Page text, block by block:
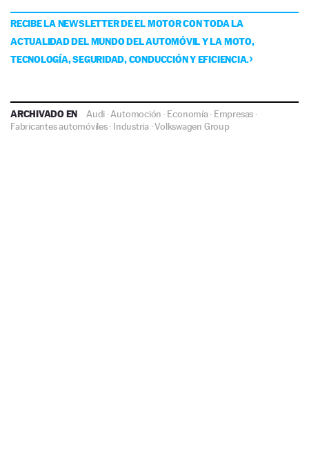
RECIBE LA NEWSLETTER DE EL MOTOR CON TODA LA
ACTUALIDAD DEL MUNDO DEL AUTOMÓVIL Y LA MOTO,
TECNOLOGÍA, SEGURIDAD, CONDUCCIÓN Y EFICIENCIA.
ARCHIVADO EN Audi ·Automoción ·Economía· Empresas ·
Fabricantes automóviles· Industria·Volkswagen Group